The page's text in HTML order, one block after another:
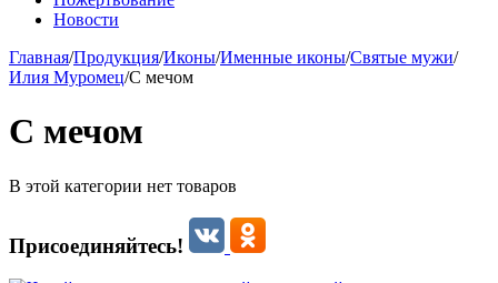
Новости
Главная/Продукция/Иконы/Именные иконы/Святые мужи/
Илия Муромец/С мечом
С мечом
В этой категории нет товаров
Присоединяйтесь!